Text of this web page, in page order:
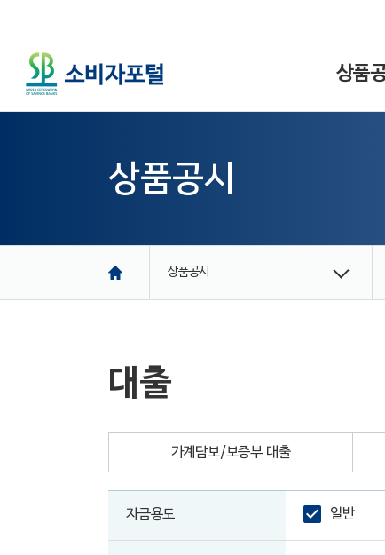
상품
상품공시
상품공시
대출
가계담보/보증부 대출
자금용도 일반